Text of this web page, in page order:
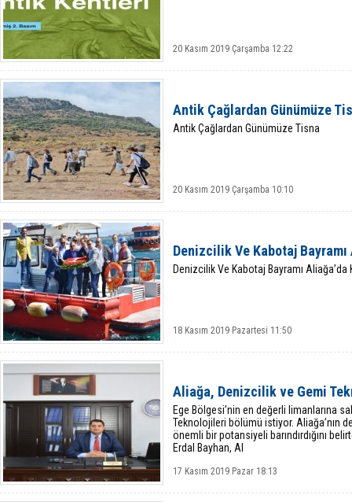
20 Kasım 2019 Çarşamba 12:22
Antik Çağlardan Günümüze
Antik Çağlardan Günümüze Tisna
20 Kasım 2019 Çarşamba 10:10
Denizcilik Ve Kabotaj Bayramı
Denizcilik Ve Kabotaj Bayramı Aliağa’da
18 Kasım 2019 Pazartesi 11:50
Aliağa, Denizcilik ve Gemi
Ege Bölgesi’nin en değerli limanlarına
Teknolojileri bölümü istiyor. Aliağa’nın
önemli bir potansiyeli barındırdığını
Erdal Bayhan, Al
17 Kasım 2019 Pazar 18:13